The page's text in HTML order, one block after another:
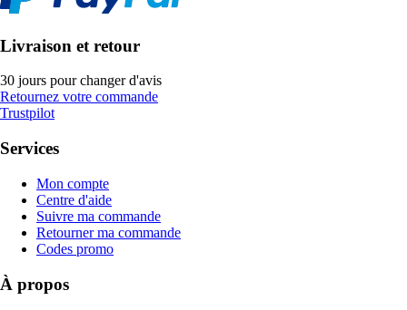
Livraison et retour
30 jours pour changer d'avis
Retournez votre commande
Trustpilot
Services
Mon compte
Centre d'aide
Suivre ma commande
Retourner ma commande
Codes promo
À propos